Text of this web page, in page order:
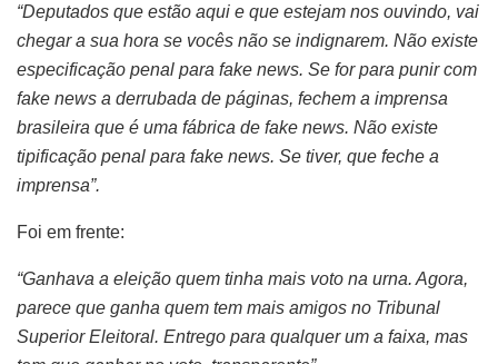
“Deputados que estão aqui e que estejam nos ouvindo, vai
chegar a sua hora se vocês não se indignarem. Não existe
especificação penal para fake news. Se for para punir com
fake news a derrubada de páginas, fechem a imprensa
brasileira que é uma fábrica de fake news. Não existe
tipificação penal para fake news. Se tiver, que feche a
imprensa”.
Foi em frente:
“Ganhava a eleição quem tinha mais voto na urna. Agora,
parece que ganha quem tem mais amigos no Tribunal
Superior Eleitoral. Entrego para qualquer um a faixa, mas